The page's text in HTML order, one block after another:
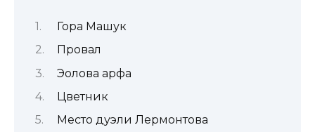
Гора Машук
Провал
Эолова арфа
Цветник
Место дуэли Лермонтова